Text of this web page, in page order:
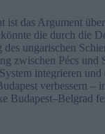
ist das Argument
die durch die
ungarischen
zwischen Pécs und
integrieren und
verbessern –
Budapest–Belgrad